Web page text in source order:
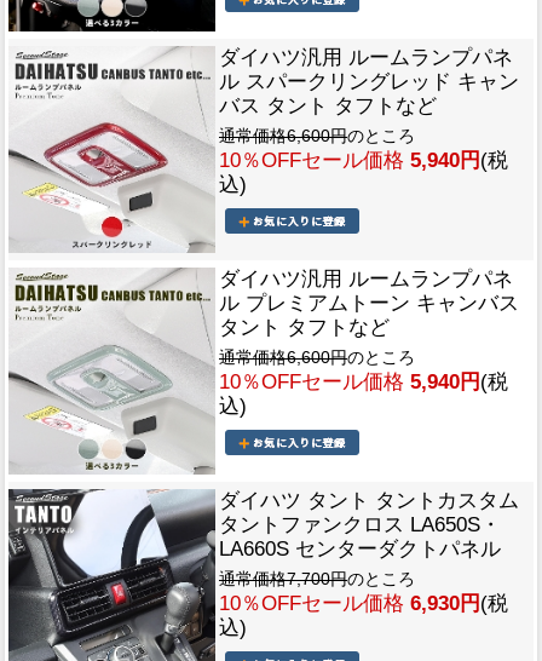
ダイハツ汎用 ルームランプパネ
ル スパークリングレッド キャン
バス タント タフトなど
通常価格6,600円のところ
10％OFFセール価格 5,940円 (税
込)
ダイハツ汎用 ルームランプパネ
ル プレミアムトーン キャンバス
タント タフトなど
通常価格6,600円のところ
10％OFFセール価格 5,940円 (税
込)
ダイハツ タント タントカスタム
タントファンクロス LA650S・
LA660S センターダクトパネル
通常価格7,700円のところ
10％OFFセール価格 6,930円 (税
込)